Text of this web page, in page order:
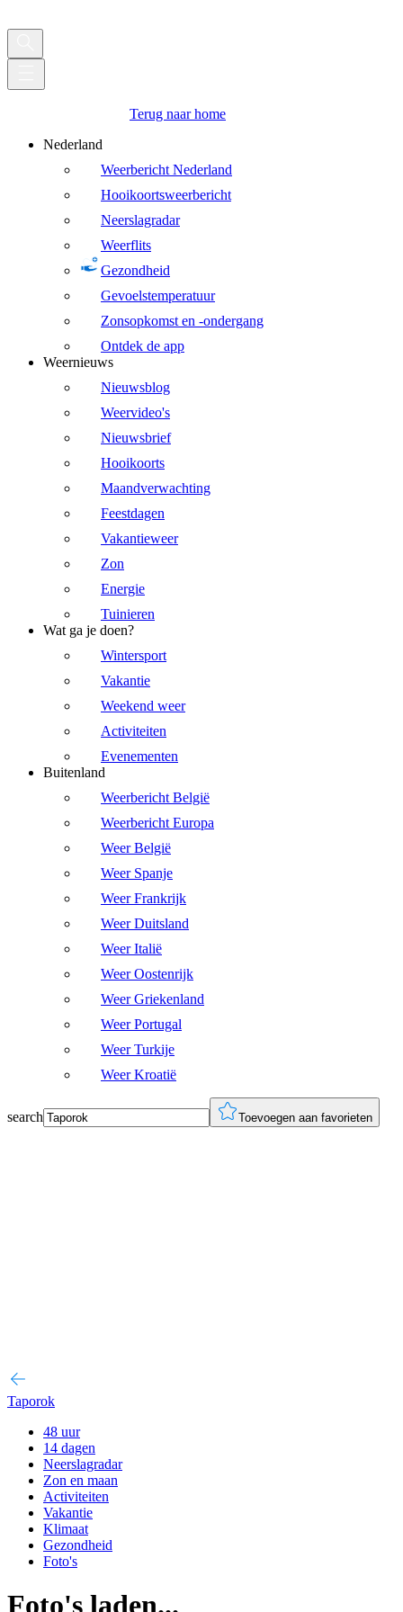
Terug naar home
Nederland
Weerbericht Nederland
Hooikoortsweerbericht
Neerslagradar
Weerflits
Gezondheid
Gevoelstemperatuur
Zonsopkomst en -ondergang
Ontdek de app
Weernieuws
Nieuwsblog
Weervideo's
Nieuwsbrief
Hooikoorts
Maandverwachting
Feestdagen
Vakantieweer
Zon
Energie
Tuinieren
Wat ga je doen?
Wintersport
Vakantie
Weekend weer
Activiteiten
Evenementen
Buitenland
Weerbericht België
Weerbericht Europa
Weer België
Weer Spanje
Weer Frankrijk
Weer Duitsland
Weer Italië
Weer Oostenrijk
Weer Griekenland
Weer Portugal
Weer Turkije
Weer Kroatië
search Toevoegen aan favorieten
Taporok
48 uur
14 dagen
Neerslagradar
Zon en maan
Activiteiten
Vakantie
Klimaat
Gezondheid
Foto's
Foto's laden...